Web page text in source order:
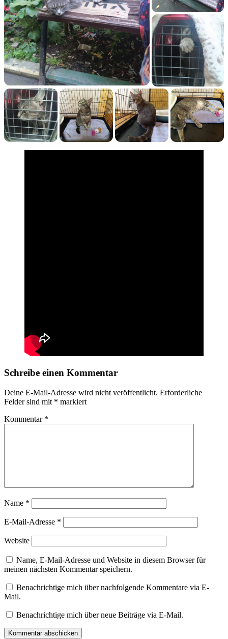
Schreibe einen Kommentar
Deine E-Mail-Adresse wird nicht veröffentlicht. Erforderliche
Felder sind mit * markiert
Kommentar *
Name *
E-Mail-Adresse *
Website
Name, E-Mail-Adresse und Website in diesem Browser für
meinen nächsten Kommentar speichern.
Benachrichtige mich über nachfolgende Kommentare via E-
Mail.
Benachrichtige mich über neue Beiträge via E-Mail.